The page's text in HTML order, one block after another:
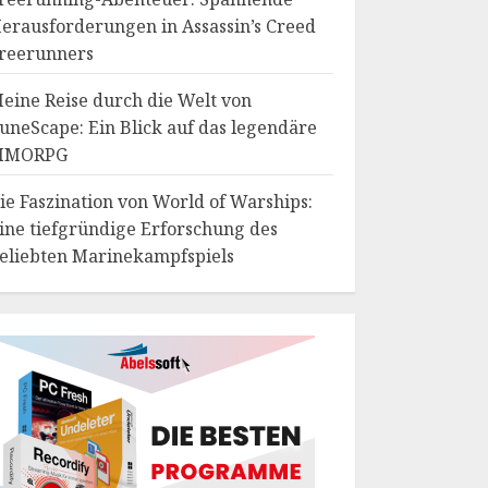
in Assassin’s Creed
Reise durch die Welt von
Ein Blick auf das legendäre
Faszination von World of Warships:
tiefgründige Erforschung des
Marinekampfspiels